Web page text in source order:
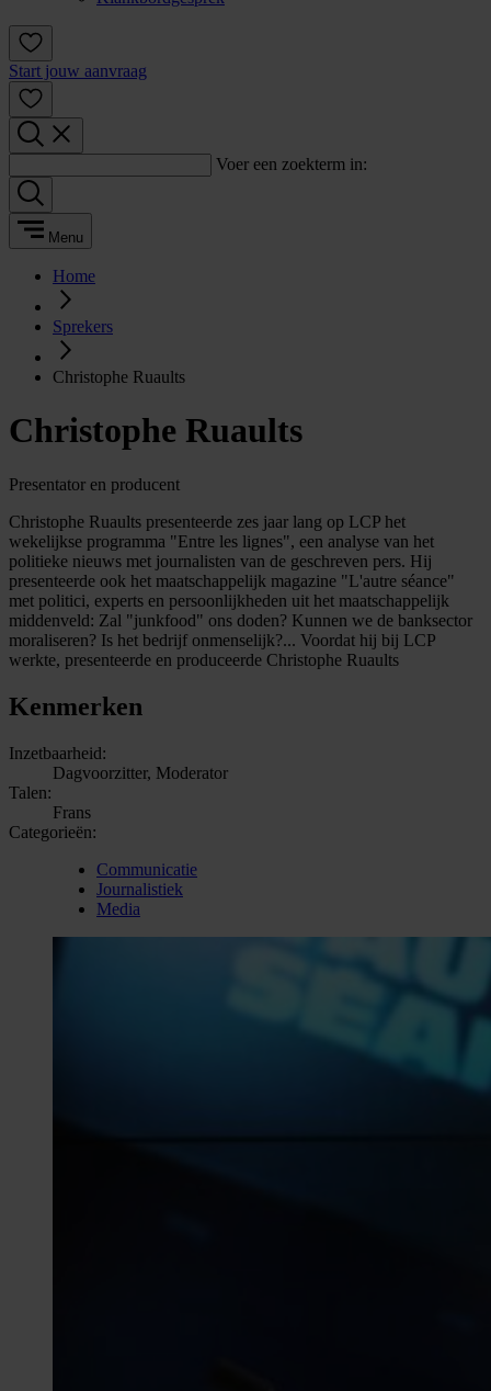
Start jouw aanvraag
Voer een zoekterm in:
Menu
Home
Sprekers
Christophe Ruaults
Christophe Ruaults
Presentator en producent
Christophe Ruaults presenteerde zes jaar lang op LCP het
wekelijkse programma "Entre les lignes", een analyse van het
politieke nieuws met journalisten van de geschreven pers. Hij
presenteerde ook het maatschappelijk magazine "L'autre séance"
met politici, experts en persoonlijkheden uit het maatschappelijk
middenveld: Zal "junkfood" ons doden? Kunnen we de banksector
moraliseren? Is het bedrijf onmenselijk?... Voordat hij bij LCP
werkte, presenteerde en produceerde Christophe Ruaults
Kenmerken
Inzetbaarheid:
Dagvoorzitter, Moderator
Talen:
Frans
Categorieën:
Communicatie
Journalistiek
Media